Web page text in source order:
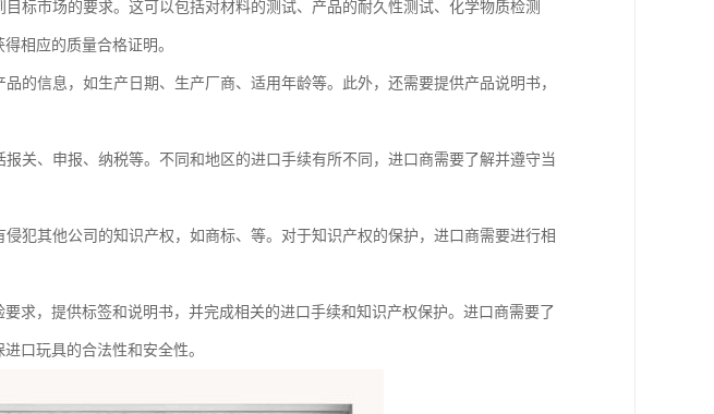
标市场的要求。这可以包括对材料的测试、产品的耐久性测试、化学物质检测
相应的质量合格证明。
的信息，如生产日期、生产厂商、适用年龄等。此外，还需要提供产品说明书，
关、申报、纳税等。不同和地区的进口手续有所不同，进口商需要了解并遵守当
犯其他公司的知识产权，如商标、等。对于知识产权的保护，进口商需要进行相
求，提供标签和说明书，并完成相关的进口手续和知识产权保护。进口商需要了
口玩具的合法性和安全性。